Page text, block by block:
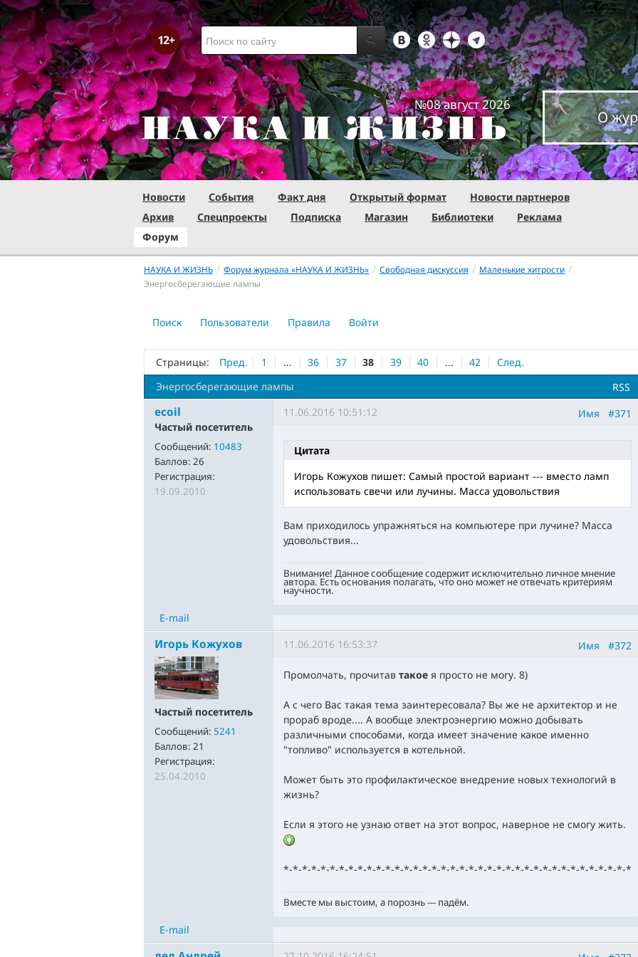
№08 август 2026
О
Новости События Факт дня Открытый формат
Новости партнеров
Архив
Спецпроекты Подписка Магазин Библиотеки
Реклама
Форум
НАУКА И ЖИЗНЬ / Форум журнала «НАУКА И ЖИЗНЬ» / Свободная дискуссия / Маленькие хитрости /
Энергосберегающие лампы
Поиск Пользователи Правила Войти
Страницы: Пред. 1 ... 36 37 38 39 40 ... 42
След.
RSS
Энергосберегающие лампы
ecoil
Частый посетитель
Сообщений: 10483
Баллов: 26
Регистрация:
19.09.2010
Имя #371
11.06.2016 10:51:12
Цитата
Игорь Кожухов пишет: Самый простой вариант --- вместо ламп
использовать свечи или лучины. Масса удовольствия
Вам приходилось упражняться на компьютере при лучине? Масса
удовольствия...
Внимание! Данное сообщение содержит исключительно личное мнение
автора. Есть основания полагать, что оно может не отвечать критериям
научности.
E-mail
Игорь Кожухов
Частый посетитель
Сообщений: 5241
Баллов: 21
Регистрация:
25.04.2010
Имя #372
11.06.2016 16:53:37
Промолчать, прочитав такое я просто не могу. 8)
А с чего Вас такая тема заинтересовала? Вы же не архитектор и не
прораб вроде.... А вообще электроэнергию можно добывать
различными способами, когда имеет значение какое именно
"топливо" используется в котельной.
Может быть это профилактическое внедрение новых технологий в
жизнь?
Если я этого не узнаю ответ на этот вопрос, наверное не смогу жить.
*-*-*-*-*-*-*-*-*-*-*-*-*-*-*-*-*-*-*-*-*-*-*-*-*-*-*-*-*-*-*-*-*-*-*-*-*-*
Вместе мы выстоим, а порознь --- падём.
E-mail